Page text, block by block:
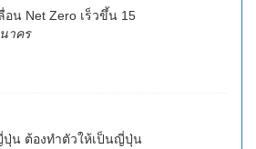
อน Net Zero เร็วขึ้น 15
าคร
น ต้องทำตัวให้เป็นญี่ปุ่น